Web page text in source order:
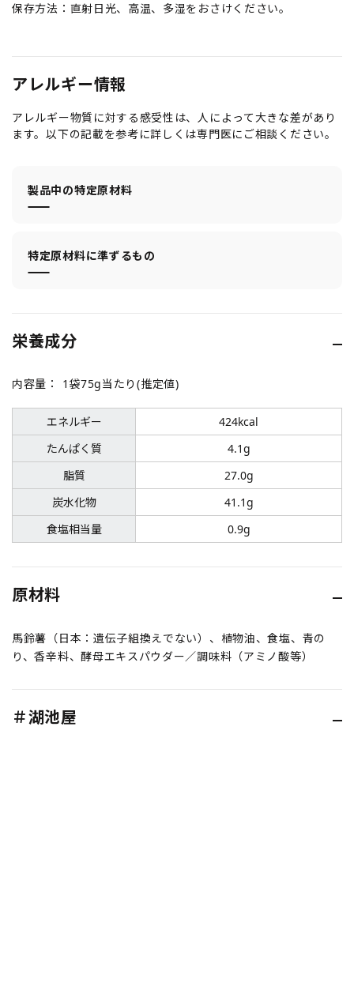
保存方法：直射日光、高温、多湿をおさけください。
アレルギー情報
アレルギー物質に対する感受性は、人によって大きな差があり
ます。以下の記載を参考に詳しくは専門医にご相談ください。
製品中の特定原材料
特定原材料に準ずるもの
栄養成分
内容量： 1袋75g当たり(推定値)
エネルギー
たんぱく質
脂質
炭水化物
食塩相当量
424kcal
4.1g
27.0g
41.1g
0.9g
原材料
馬鈴薯（日本：遺伝子組換えでない）、植物油、食塩、青の
り、香辛料、酵母エキスパウダー／調味料（アミノ酸等）
＃湖池屋